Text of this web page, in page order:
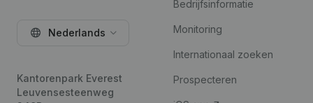
Nederlands
Kantorenpark Everest
Leuvensesteenweg
Bedrijfsinformatie
Monitoring
Internationaal zoeken
Prospecteren